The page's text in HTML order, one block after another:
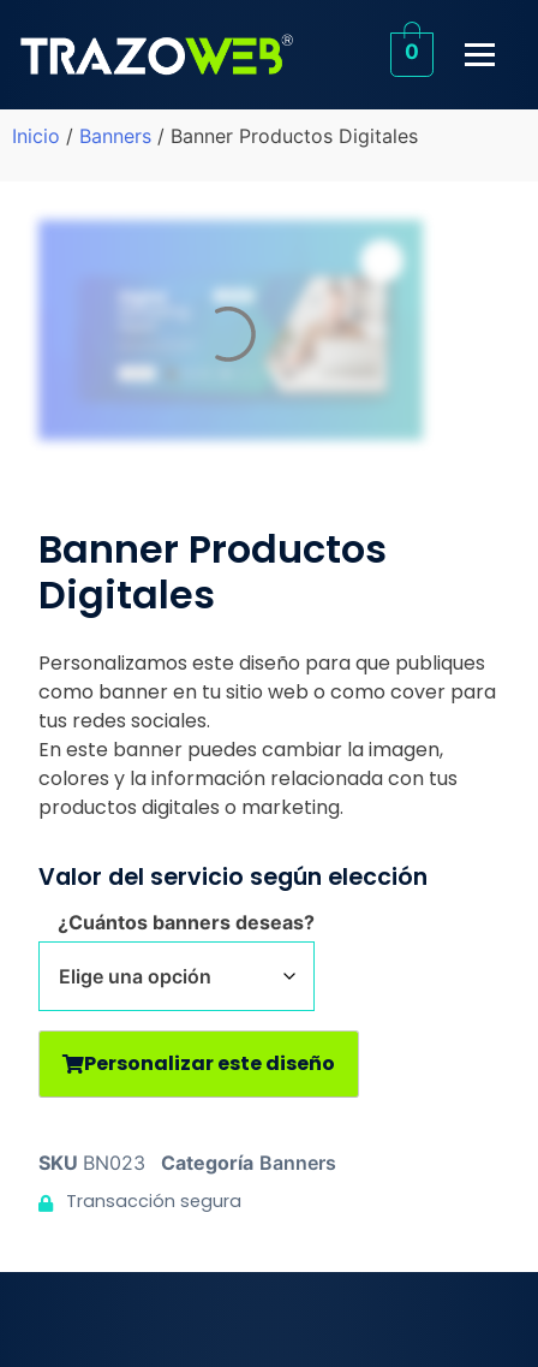
0
Inicio / Banners / Banner Productos Digitales
Banner Productos
Digitales
Personalizamos este diseño para que publiques
como banner en tu sitio web o como cover para
tus redes sociales.
En este banner puedes cambiar la imagen,
colores y la información relacionada con tus
productos digitales o marketing.
Valor del servicio según elección
¿Cuántos banners deseas?
Personalizar este diseño
SKU BN023 Categoría Banners
Transacción segura